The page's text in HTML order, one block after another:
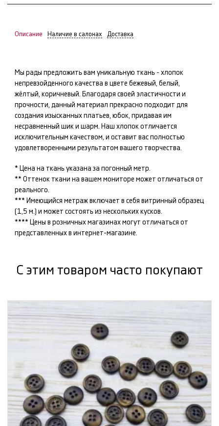
Описание Наличие в салонах Доставка
Мы рады предложить вам уникальную ткань - хлопок
непревзойденного качества в цвете бежевый, белый,
жёлтый, коричневый. Благодаря своей эластичности и
прочности, данный материал прекрасно подходит для
создания изысканных платьев, юбок, придавая им
несравненный шик и шарм. Наш хлопок отличается
исключительным качеством, и оставит вас полностью
удовлетворенными результатом вашего творчества.
* Цена на ткань указана за погонный метр.
** Оттенок ткани на вашем мониторе может отличаться от
реального.
*** Имеющийся метраж включает в себя витринный образец
(1,5 м.) и может состоять из нескольких кусков.
**** Цены в розничных магазинах могут отличаться от
представленных в интернет-магазине.
С этим товаром часто покупают